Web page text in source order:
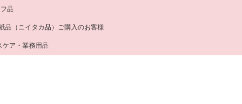
品
品（ニイタカ品）ご購入のお客様
ケア・業務用品